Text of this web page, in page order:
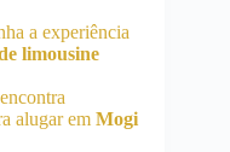
a experiência
limousine
alugar em Mogi